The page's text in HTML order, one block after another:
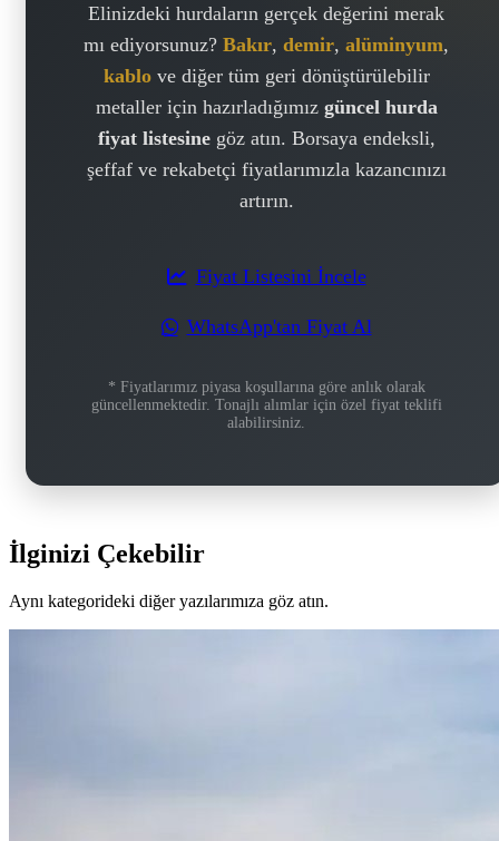
Elinizdeki hurdaların gerçek değerini merak
mı ediyorsunuz? Bakır, demir, alüminyum,
kablove diğer tüm geri dönüştürülebilir
metaller için hazırladığımız güncel hurda
fiyat listesinegöz atın. Borsaya endeksli,
şeffaf ve rekabetçi fiyatlarımızla kazancınızı
artırın.
Fiyat Listesini İncele
WhatsApp'tan Fiyat Al
* Fiyatlarımız piyasa koşullarına göre anlık olarak
güncellenmektedir. Tonajlı alımlar için özel fiyat teklifi
alabilirsiniz.
İlginizi Çekebilir
Aynı kategorideki diğer yazılarımıza göz atın.